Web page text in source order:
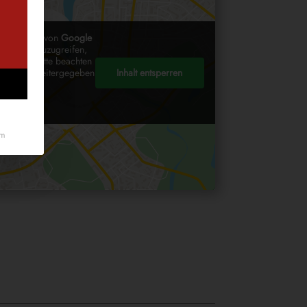
von Google
Inhalt zuzugreifen,
unten. Bitte beachten
weitergegeben
Inhalt entsperren